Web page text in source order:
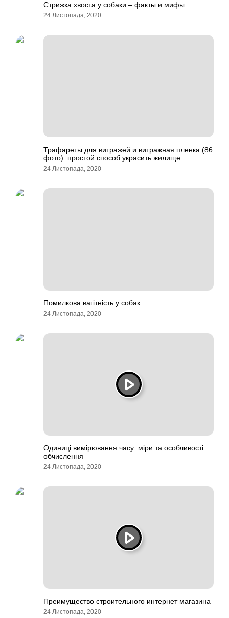
Стрижка хвоста у собаки – факты и мифы.
24 Листопада, 2020
Трафареты для витражей и витражная пленка (86
фото): простой способ украсить жилище
24 Листопада, 2020
Помилкова вагітність у собак
24 Листопада, 2020
Одиниці вимірювання часу: міри та особливості
обчислення
24 Листопада, 2020
Преимущество строительного интернет магазина
24 Листопада, 2020